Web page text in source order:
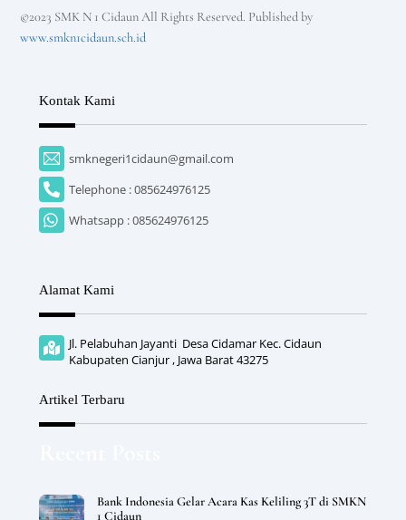
Top
©2023 SMK N 1 Cidaun All Rights Reserved. Published by
www.smkn1cidaun.sch.id
Kontak Kami
smknegeri1cidaun@gmail.com
Telephone : 085624976125
Whatsapp : 085624976125
Alamat Kami
Jl. Pelabuhan Jayanti Desa Cidamar Kec. Cidaun
Kabupaten Cianjur , Jawa Barat 43275
Artikel Terbaru
Bank Indonesia Gelar Acara Kas Keliling 3T di SMKN
1 Cidaun